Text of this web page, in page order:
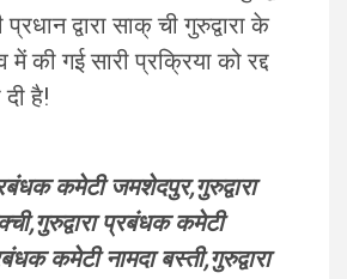
द्वारा साक् ची गुरुद्वारा के
की गई सारी प्रक्रिया को रद्द
है!
कमेटी जमशेदपुर,गुरुद्वारा
प्रबंधक कमेटी
कमेटी नामदा बस्ती,गुरुद्वारा